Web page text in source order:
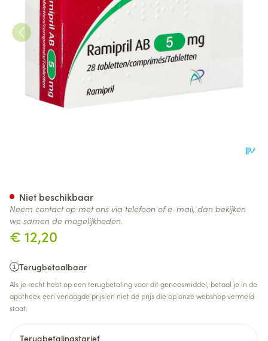
€ 12,20
Terugbetaalbaar
Als je recht hebt op een terugbetaling voor dit geneesmiddel, betaal je in de
apotheek een verlaagde prijs en niet de prijs die op onze webshop vermeld
staat.
Terugbetalingstarief
Niet beschikbaar
Neem contact op met ons via telefoon of e-mail, dan bekijken
we samen de mogelijkheden.